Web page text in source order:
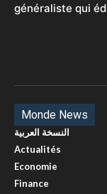
généraliste qui
Monde News
النسخة العربية
Actualités
Economie
Finance